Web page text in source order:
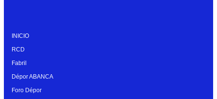
INICIO
RCD
Fabril
Dépor ABANCA
Foro Dépor